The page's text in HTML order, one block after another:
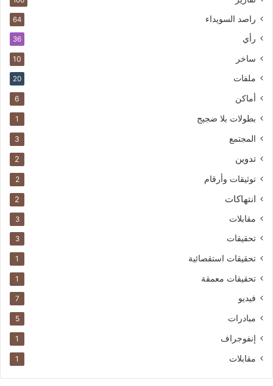
راصد السويداء 64
رأي 36
ساخر 10
ملفات 20
أماكن 6
بطولات بلا ضجيج 1
المجتمع 3
تدوين 2
توثيقات وأرقام 2
انتهاكات 2
مقابلات 3
تحقيقات 3
تحقيقات استقصائية 1
تحقيقات معمقة 1
فيديو 7
مبادرات 5
إنفوجراف 1
مقابلات 1